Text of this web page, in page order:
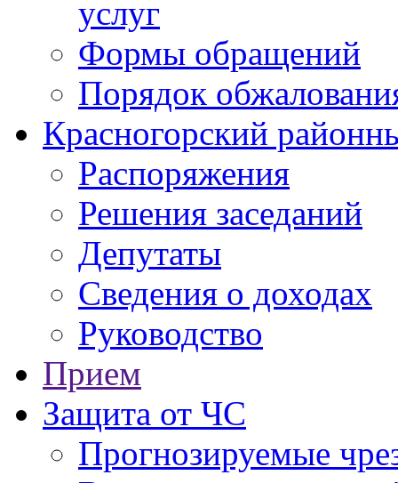
услуг
Формы обращений
Порядок
Красногорский
Распоряжения
Решения заседаний
Депутаты
Сведения о доходах
Руководство
Прием
Защита от ЧС
Прогнозируемые